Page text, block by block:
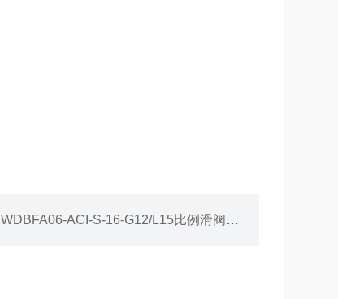
WDBFA06-ACI-S-16-G12/L15比例滑阀防爆带附加手柄驱动WDBFA06_Z568